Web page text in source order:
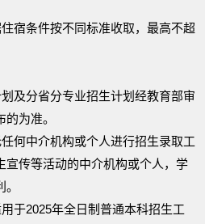
宿条件按不同标准收取，最高不超
及分省分专业招生计划经教育部审
为准。
何中介机构或个人进行招生录取工
宣传等活动的中介机构或个人，学
于2025年全日制普通本科招生工